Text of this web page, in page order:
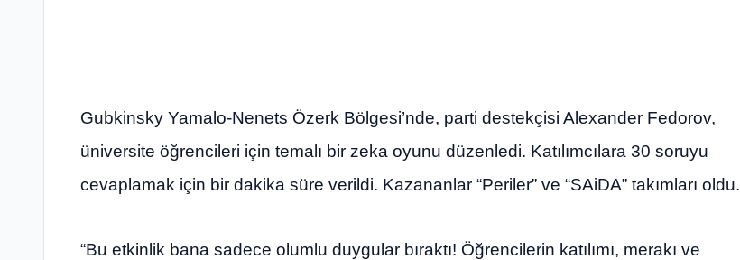
Gubkinsky Yamalo-Nenets Özerk Bölgesi’nde, parti destekçisi Alexander Fedorov,
üniversite öğrencileri için temalı bir zeka oyunu düzenledi. Katılımcılara 30 soruyu
cevaplamak için bir dakika süre verildi. Kazananlar “Periler” ve “SAiDA” takımları oldu.
“Bu etkinlik bana sadece olumlu duygular bıraktı! Öğrencilerin katılımı, merakı ve